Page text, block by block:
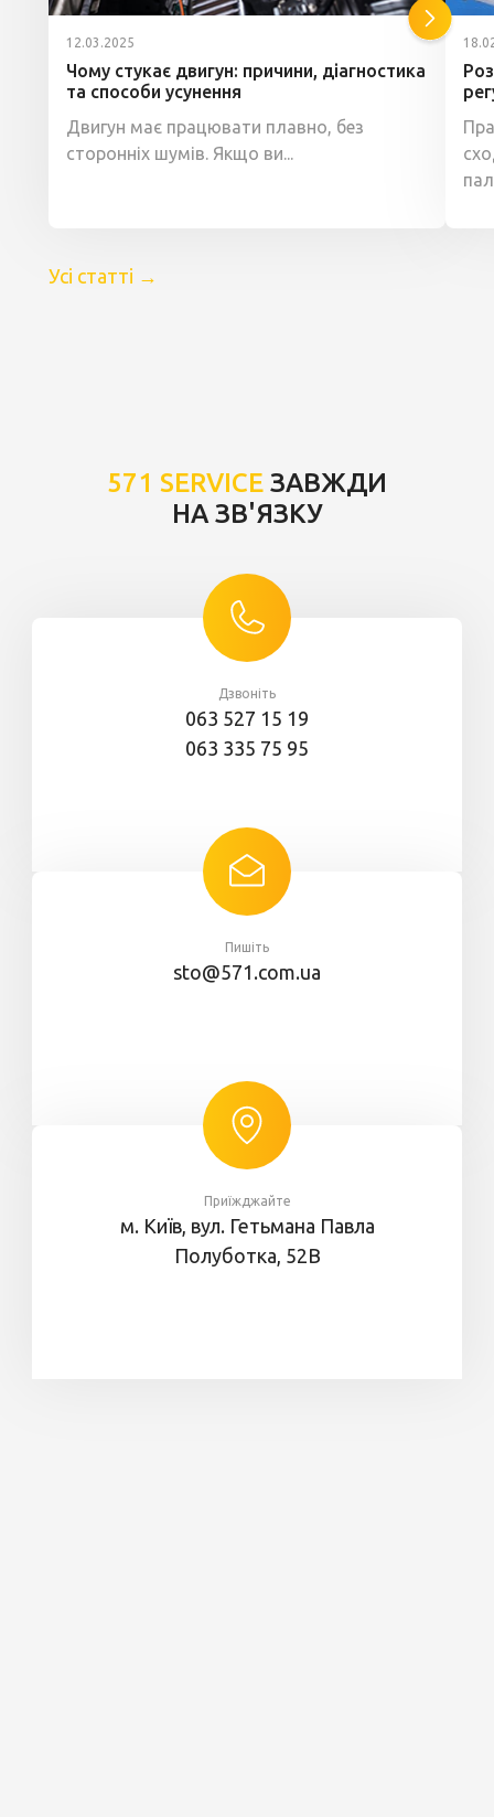
12.03.2025
Чому стукає двигун: причини, діагностика
та способи усунення
Двигун має працювати плавно, без
сторонніх шумів. Якщо ви...
Усі статті →
571 SERVICE ЗАВЖДИ
НА ЗВ'ЯЗКУ
Дзвоніть
063 527 15 19
063 335 75 95
Пишіть
sto@571.com.ua
Приїжджайте
м. Київ, вул. Гетьмана Павла
Полуботка, 52В